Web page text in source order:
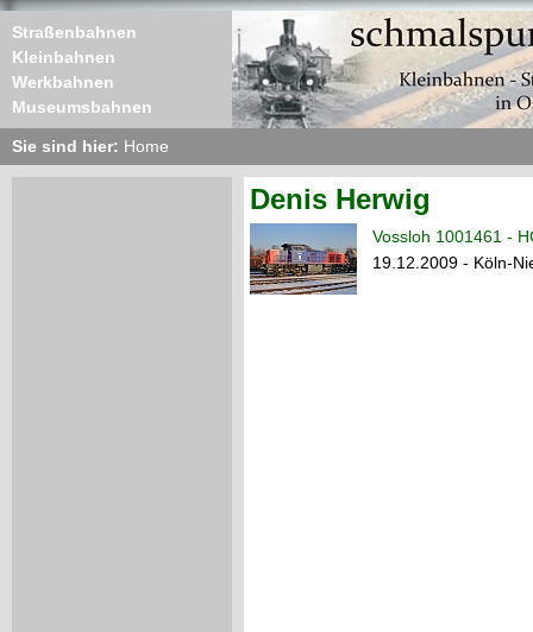
Straßenbahnen
Kleinbahnen
Werkbahnen
Museumsbahnen
Sie sind hier: Home
Denis Herwig
Vossloh 1001461 -
19.12.2009 - Köln-